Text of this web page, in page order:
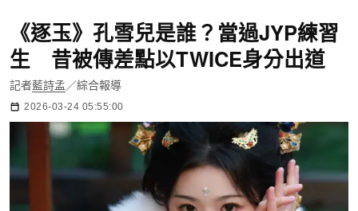
《逐玉》孔雪兒是誰？當過JYP練習
生 昔被傳差點以TWICE身分出道
記者藍詩孟 ／綜合報導
2026-03-24 05:55:00